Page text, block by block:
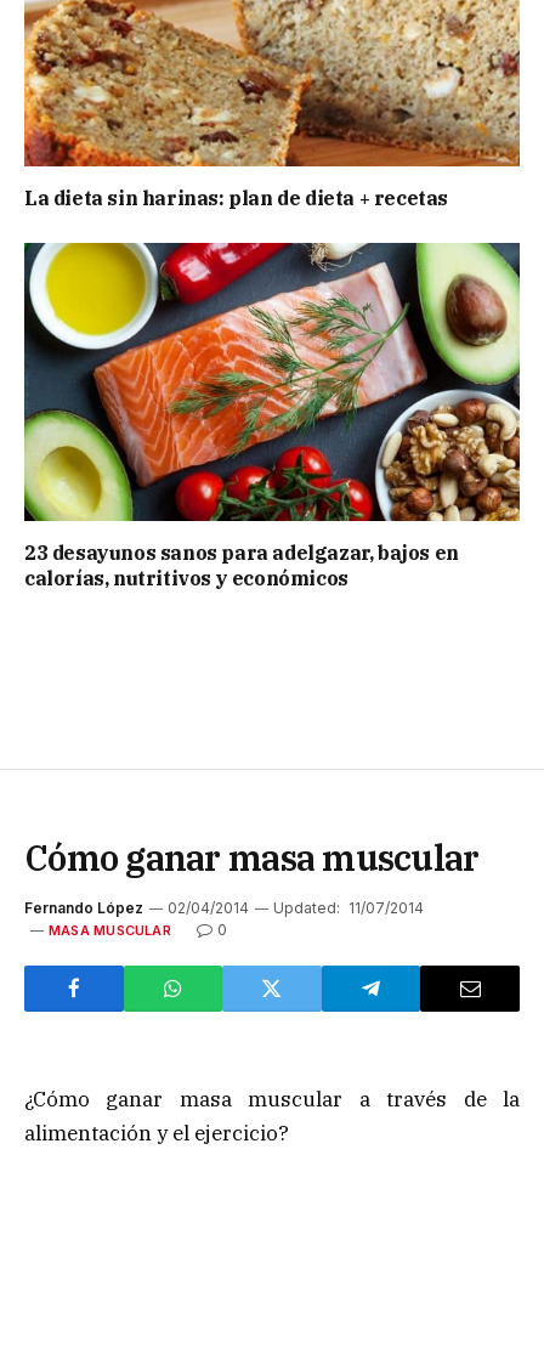
La dieta sin harinas: plan de dieta + recetas
23 desayunos sanos para adelgazar, bajos en
calorías, nutritivos y económicos
Cómo ganar masa muscular
Fernando López 02/04/2014 Updated: 11/07/2014
MASA MUSCULAR 0
¿Cómo ganar masa muscular a través de la
alimentación y el ejercicio?